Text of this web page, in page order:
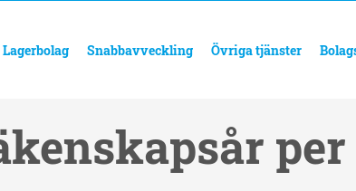
Lagerbolag Snabbavveckling Övriga tjänster
per